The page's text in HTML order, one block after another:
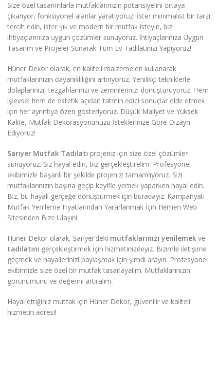
Size özel tasarımlarla mutfaklarınızın potansiyelini ortaya
çıkarıyor, fonksiyonel alanlar yaratıyoruz. İster minimalist bir tarzı
tercih edin, ister şık ve modern bir mutfak isteyin, biz
ihtiyaçlarınıza uygun çözümler sunuyoruz. İhtiyaçlarınıza Uygun
Tasarım ve Projeler Sunarak Tüm Ev Tadilatınızı Yapıyoruz!
Hüner Dekor olarak, en kaliteli malzemeleri kullanarak
mutfaklarınızın dayanıklılığını artırıyoruz. Yenilikçi tekniklerle
dolaplarınızı, tezgahlarınızı ve zeminlerinizi dönüştürüyoruz. Hem
işlevsel hem de estetik açıdan tatmin edici sonuçlar elde etmek
için her ayrıntıya özen gösteriyoruz. Düşük Maliyet ve Yüksek
Kalite, Mutfak Dekorasyonunuzu İsteklerinize Göre Dizayn
Ediyoruz!
Sarıyer Mutfak Tadilatı projeniz için size özel çözümler
sunuyoruz. Siz hayal edin, biz gerçekleştirelim. Profesyonel
ekibimizle başarılı bir şekilde projenizi tamamlıyoruz. Sizi
mutfaklarınızın başına geçip keyifle yemek yaparken hayal edin.
Biz, bu hayali gerçeğe dönüştürmek için buradayız. Kampanyalı
Mutfak Yenileme Fiyatlarından Yararlanmak İçin Hemen Web
Sitesinden Bize Ulaşın!
Hüner Dekor olarak, Sarıyer’deki mutfaklarınızı yenilemek ve
tadilatını gerçekleştirmek için hizmetinizdeyiz. Bizimle iletişime
geçmek ve hayallerinizi paylaşmak için şimdi arayın. Profesyonel
ekibimizle size özel bir mutfak tasarlayalım. Mutfaklarınızın
görünümünü ve değerini artıralım.
Hayal ettiğiniz mutfak için Hüner Dekor, güvenilir ve kaliteli
hizmetin adresi!